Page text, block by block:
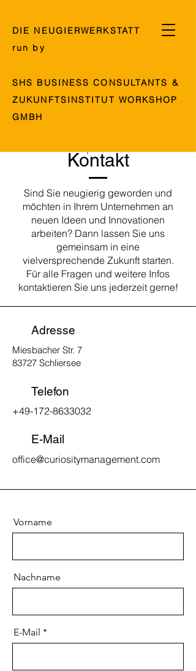
DIE NEUGIERWERKSTATT
run by
SHS BUSINESS CONSULTANTS &
ZUKUNFTSINSTITUT WORKSHOP
GMBH
Kontakt
Sind Sie neugierig geworden und
möchten in Ihrem Unternehmen an
neuen Ideen und Innovationen
arbeiten? Dann lassen Sie uns
gemeinsam in eine
vielversprechende Zukunft starten.
Für alle Fragen und weitere Infos
kontaktieren Sie uns jederzeit gerne!
Adresse
Miesbacher Str. 7
83727 Schliersee
Telefon
+49-172-8633032
E-Mail
office@curiositymanagement.com
Vorname
Nachname
E-Mail